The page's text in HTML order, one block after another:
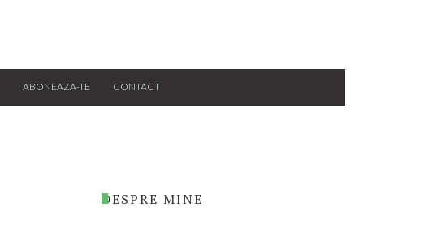
ABONEAZA-TE CONTACT
DESPRE MINE